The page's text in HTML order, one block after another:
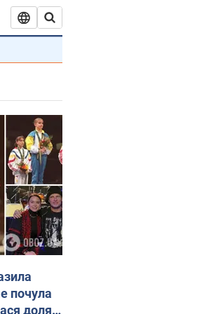
почула
доля